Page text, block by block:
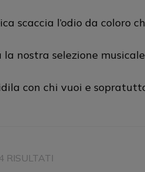
scaccia l’odio da coloro
la nostra selezione
con chi vuoi e
RISULTATI